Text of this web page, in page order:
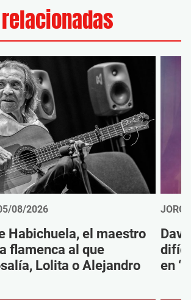
08/2026
Habichuela, el maestro
flamenca al que
Lolita o Alejandro
en